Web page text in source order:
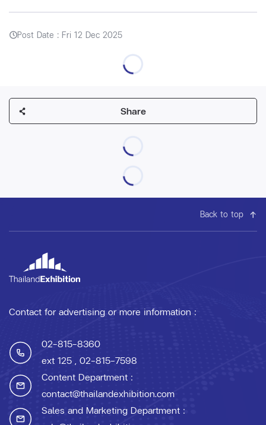
Post Date : Fri 12 Dec 2025
Share
Back to top
Contact for advertising or more information :
02-815-8360
ext 125 , 02-815-7598
Content Department :
contact@thailandexhibition.com
Sales and Marketing Department :